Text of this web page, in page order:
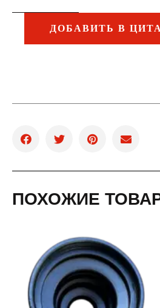
ДОБАВИТЬ В
ПОХОЖИЕ